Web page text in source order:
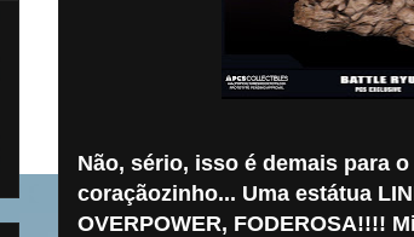
Não, sério, isso é demais para
coraçãozinho... Uma estátua
OVERPOWER, FODEROSA!!!!